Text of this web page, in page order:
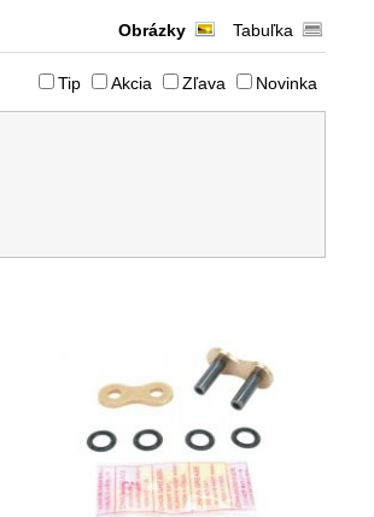
Obrázky Tabuľka
Tip Akcia Zľava Novinka